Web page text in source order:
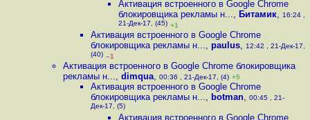
Активация встроенного в Google Chrome
блокировщика рекламы н..., Битамик, 16:24 ,
21-Дек-17, (45) +1
Активация встроенного в Google Chrome
блокировщика рекламы н..., paulus, 12:42 , 21-Дек-17,
(40) –1
Активация встроенного в Google Chrome блокировщика
рекламы н..., dimqua, 00:36 , 21-Дек-17, (4) +5
Активация встроенного в Google Chrome
блокировщика рекламы н..., botman, 00:45 , 21-
Дек-17, (5)
Активация встроенного в Google Chrome